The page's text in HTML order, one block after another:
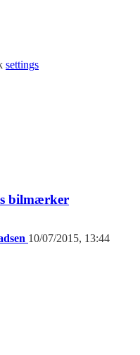
settings
bilmærker
10/07/2015, 13:44